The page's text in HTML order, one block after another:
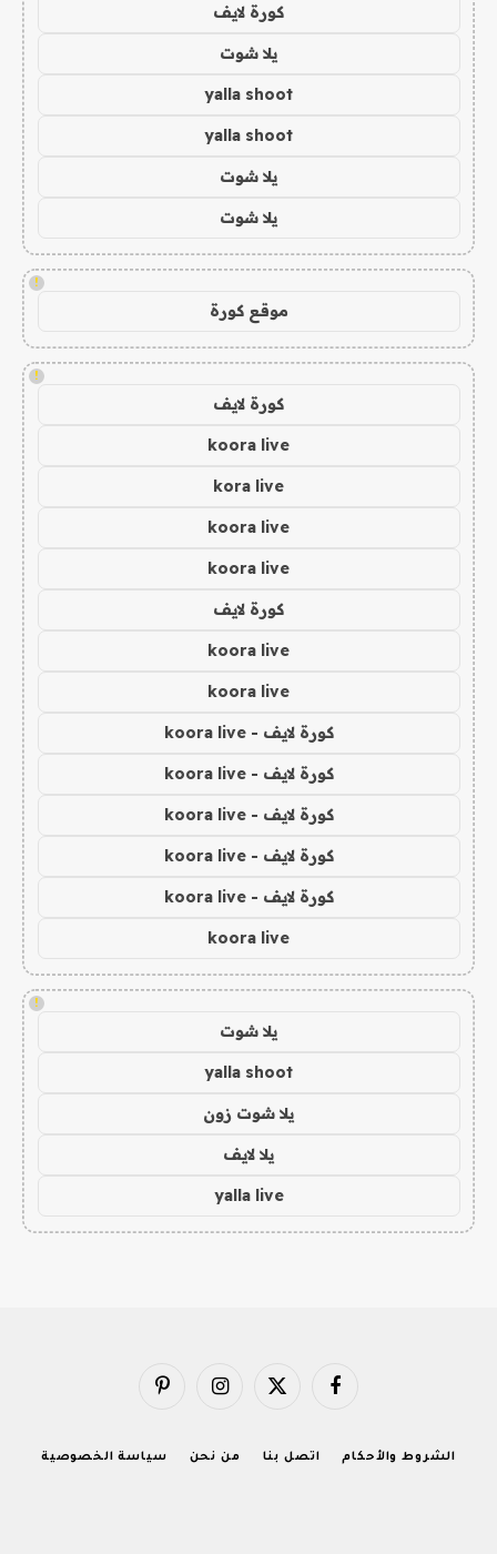
كورة لايف
يلا شوت
yalla shoot
yalla shoot
يلا شوت
يلا شوت
!
موقع كورة
!
كورة لايف
koora live
kora live
koora live
koora live
كورة لايف
koora live
koora live
كورة لايف - koora live
كورة لايف - koora live
كورة لايف - koora live
كورة لايف - koora live
كورة لايف - koora live
koora live
!
يلا شوت
yalla shoot
يلا شوت زون
يلا لايف
yalla live
فيسبوك X
الانستغرامبينتيريست
الشروط والأحكام اتصل بنا من نحن سياسة الخصوصية